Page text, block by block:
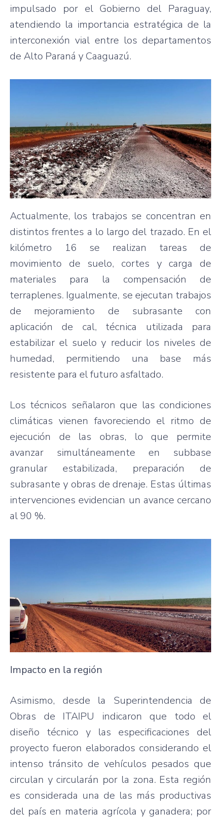
impulsado por el Gobierno del Paraguay,
atendiendo la importancia estratégica de la
interconexión vial entre los departamentos
de Alto Paraná y Caaguazú.
Actualmente, los trabajos se concentran en
distintos frentes a lo largo del trazado. En el
kilómetro 16 se realizan tareas de
movimiento de suelo, cortes y carga de
materiales para la compensación de
terraplenes. Igualmente, se ejecutan trabajos
de mejoramiento de subrasante con
aplicación de cal, técnica utilizada para
estabilizar el suelo y reducir los niveles de
humedad, permitiendo una base más
resistente para el futuro asfaltado.
Los técnicos señalaron que las condiciones
climáticas vienen favoreciendo el ritmo de
ejecución de las obras, lo que permite
avanzar simultáneamente en subbase
granular estabilizada, preparación de
subrasante y obras de drenaje. Estas últimas
intervenciones evidencian un avance cercano
al 90 %.
Impacto en la región
Asimismo, desde la Superintendencia de
Obras de ITAIPU indicaron que todo el
diseño técnico y las especificaciones del
proyecto fueron elaborados considerando el
intenso tránsito de vehículos pesados que
circulan y circularán por la zona. Esta región
es considerada una de las más productivas
del país en materia agrícola y ganadera; por